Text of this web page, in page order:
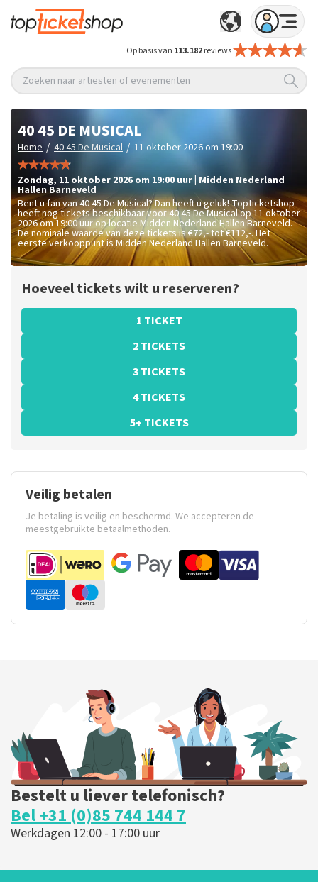
Op basis van 113.182reviews
Zoeken naar artiesten of evenementen
40 45 DE MUSICAL
Home / 40 45 De Musical / 11 oktober 2026 om 19:00
zondag, 11 oktober 2026 om 19:00 uur Midden Nederland
HallenBarneveld
Bent u fan van 40 45 De Musical? Dan heeft u geluk! Topticketshop
heeft nog tickets beschikbaar voor 40 45 De Musical op 11 oktober
2026 om 19:00 uur op locatie Midden Nederland Hallen Barneveld.
De nominale waarde van deze tickets is€72,- tot €112,-. Het
eerste verkooppunt is Midden Nederland Hallen Barneveld.
Hoeveel tickets wilt u reserveren?
1 TICKET
2 TICKETS
3 TICKETS
4 TICKETS
5+ TICKETS
Veilig betalen
Je betaling is veilig en beschermd. We accepteren de
meestgebruikte betaalmethoden.
Bestelt u liever telefonisch?
Bel +31 (0)85 744 144 7
Werkdagen 12:00 - 17:00 uur